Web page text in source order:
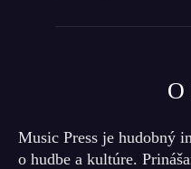
O
Music Press je hudobný
o hudbe a kultúre.